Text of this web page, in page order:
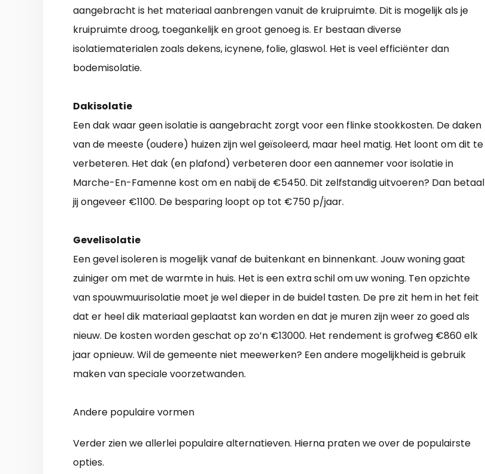
aangebracht is het materiaal aanbrengen vanuit de kruipruimte. Dit is mogelijk als je
kruipruimte droog, toegankelijk en groot genoeg is. Er bestaan diverse
isolatiematerialen zoals dekens, icynene, folie, glaswol. Het is veel efficiënter dan
bodemisolatie.
Dakisolatie
Een dak waar geen isolatie is aangebracht zorgt voor een flinke stookkosten. De daken
van de meeste (oudere) huizen zijn wel geïsoleerd, maar heel matig. Het loont om dit te
verbeteren. Het dak (en plafond) verbeteren door een aannemer voor isolatie in
Marche-En-Famenne kost om en nabij de €5450. Dit zelfstandig uitvoeren? Dan betaal
jij ongeveer €1100. De besparing loopt op tot €750 p/jaar.
Gevelisolatie
Een gevel isoleren is mogelijk vanaf de buitenkant en binnenkant. Jouw woning gaat
zuiniger om met de warmte in huis. Het is een extra schil om uw woning. Ten opzichte
van spouwmuurisolatie moet je wel dieper in de buidel tasten. De pre zit hem in het feit
dat er heel dik materiaal geplaatst kan worden en dat je muren zijn weer zo goed als
nieuw. De kosten worden geschat op zo’n €13000. Het rendement is grofweg €860 elk
jaar opnieuw. Wil de gemeente niet meewerken? Een andere mogelijkheid is gebruik
maken van speciale voorzetwanden.
Andere populaire vormen
Verder zien we allerlei populaire alternatieven. Hierna praten we over de populairste
opties.